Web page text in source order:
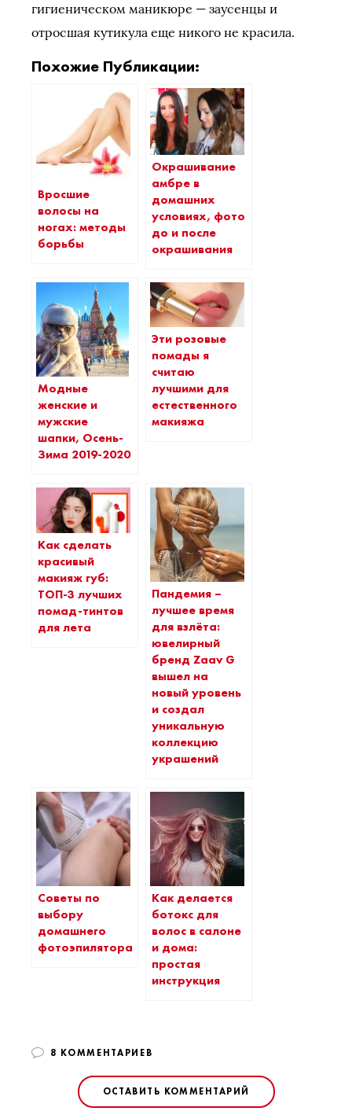
гигиеническом маникюре — заусенцы и
отросшая кутикула еще никого не красила.
Похожие Публикации:
Вросшие
волосы на
ногах: методы
борьбы
Окрашивание
амбре в
домашних
условиях, фото
до и после
окрашивания
Модные
женские и
мужские
шапки, Осень-
Зима 2019-2020
Эти розовые
помады я
считаю
лучшими для
естественного
макияжа
Как сделать
красивый
макияж губ:
ТОП-3 лучших
помад-тинтов
для лета
Пандемия –
лучшее время
для взлёта:
ювелирный
бренд Zaav G
вышел на
новый уровень
и создал
уникальную
коллекцию
украшений
Советы по
выбору
домашнего
фотоэпилятора
Как делается
ботокс для
волос в салоне
и дома:
простая
инструкция
8 КОММЕНТАРИЕВ
ОСТАВИТЬ КОММЕНТАРИЙ